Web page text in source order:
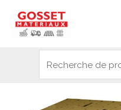
contenu
pour :